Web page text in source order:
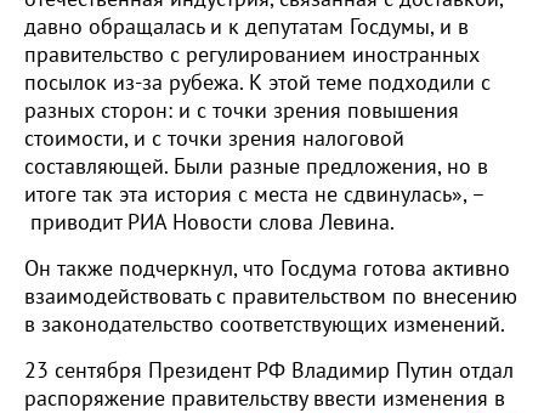
давно обращалась и к депутатам Госдумы, и в
правительство с регулированием иностранных
посылок из-за рубежа. К этой теме подходили с
разных сторон: и с точки зрения повышения
стоимости, и с точки зрения налоговой
составляющей. Были разные предложения, но в
итоге так эта история с места не сдвинулась», –
приводит РИА Новости слова Левина.
Он также подчеркнул, что Госдума готова активно
взаимодействовать с правительством по внесению
в законодательство соответствующих изменений.
23 сентября Президент РФ Владимир Путин отдал
распоряжение правительству ввести изменения в